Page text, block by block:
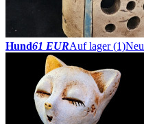
Hund61 EURAuf lager (1)Neu